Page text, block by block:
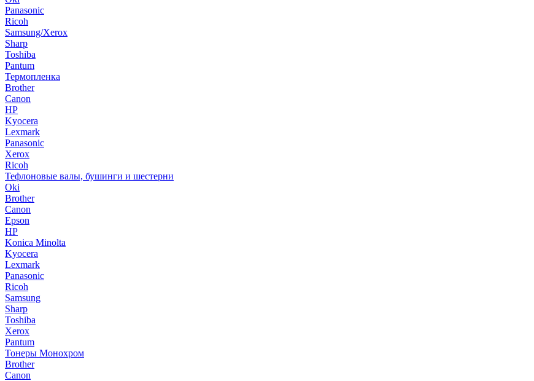
Panasonic
Ricoh
Samsung/Xerox
Sharp
Toshiba
Pantum
Термопленка
Brother
Canon
HP
Kyocera
Lexmark
Panasonic
Xerox
Ricoh
Тефлоновые валы, бушинги и шестерни
Oki
Brother
Canon
Epson
HP
Konica Minolta
Kyocera
Lexmark
Panasonic
Ricoh
Samsung
Sharp
Toshiba
Xerox
Pantum
Тонеры Монохром
Brother
Canon